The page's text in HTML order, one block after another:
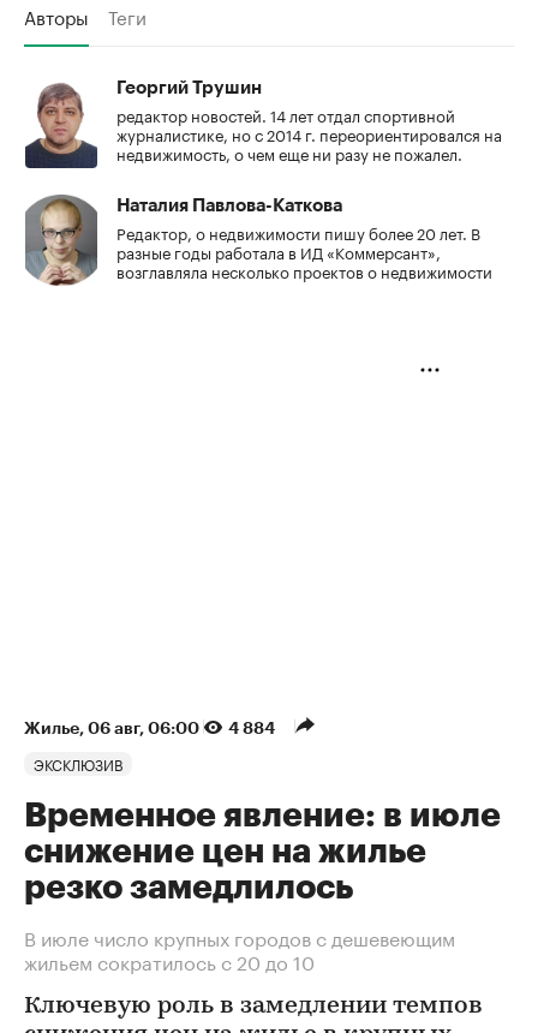
Авторы Теги
Георгий Трушин
редактор новостей. 14 лет отдал спортивной
журналистике, но с 2014 г. переориентировался на
недвижимость, о чем еще ни разу не пожалел.
Наталия Павлова-Каткова
Редактор, о недвижимости пишу более 20 лет. В
разные годы работала в ИД «Коммерсант»,
возглавляла несколько проектов о недвижимости
Жилье⁠, 06 авг, 06:00 4 884
ЭКСКЛЮЗИВ
Временное явление: в июле
снижение цен на жилье
резко замедлилось
В июле число крупных городов с дешевеющим
жильем сократилось с 20 до 10
Ключевую роль в замедлении темпов